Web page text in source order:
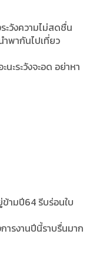
วังความไม่สดชื่น
ำพากันไปเที่ยว
ะระวังจะอด อย่าหา
ามปี64 รีบร่อนใบ
ารงานปีนี้ราบรื่นมาก